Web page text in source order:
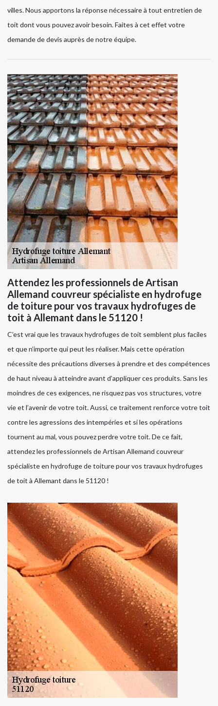
villes. Nous apportons la réponse nécessaire à tout entretien de
toit dont vous pouvez avoir besoin. Faites à cet effet votre
demande de devis auprès de notre équipe.
Attendez les professionnels de Artisan
Allemand couvreur spécialiste en hydrofuge
de toiture pour vos travaux hydrofuges de
toit à Allemant dans le 51120 !
C’est vrai que les travaux hydrofuges de toit semblent plus faciles
et que n’importe qui peut les réaliser. Mais cette opération
nécessite des précautions diverses à prendre et des compétences
de haut niveau à atteindre avant d’appliquer ces produits. Sans les
moindres de ces exigences, ne risquez pas vos structures, votre
vie et l’avenir de votre toit. Aussi, ce traitement renforce votre toit
contre les agressions des intempéries et si les opérations
tournent au mal, vous pouvez perdre votre toit. De ce fait,
attendez les professionnels de Artisan Allemand couvreur
spécialiste en hydrofuge de toiture pour vos travaux hydrofuges
de toit à Allemant dans le 51120 !